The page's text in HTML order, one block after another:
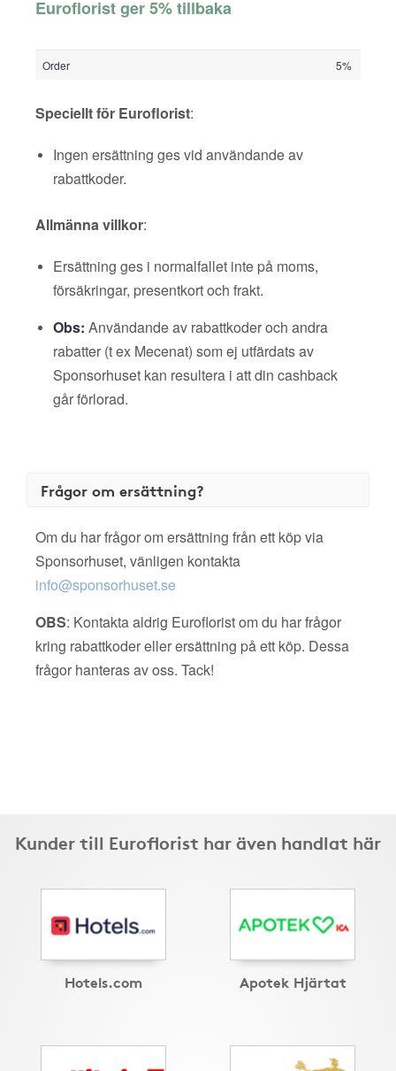
Euroflorist ger 5% tillbaka
Order 5%
Speciellt för Euroflorist:
Ingen ersättning ges vid användande av
rabattkoder.
Allmänna villkor:
Ersättning ges i normalfallet inte på moms,
försäkringar, presentkort och frakt.
Obs: Användande av rabattkoder och andra
rabatter (t ex Mecenat) som ej utfärdats av
Sponsorhuset kan resultera i att din cashback
går förlorad.
Frågor om ersättning?
Om du har frågor om ersättning från ett köp via
Sponsorhuset, vänligen kontakta
info@sponsorhuset.se
OBS: Kontakta aldrig Euroflorist om du har frågor
kring rabattkoder eller ersättning på ett köp. Dessa
frågor hanteras av oss. Tack!
Kunder till Euroflorist har även handlat här
Hotels.com Apotek Hjärtat